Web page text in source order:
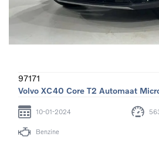
97171
Volvo XC40 Core T2 Automaat
10-01-2024
Benzine